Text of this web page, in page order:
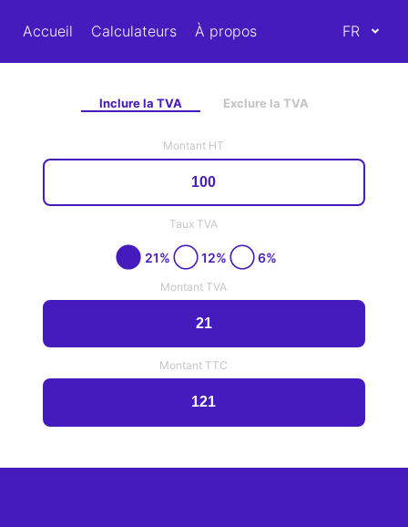
Accueil Calculateurs À propos
Inclure la TVA Exclure la TVA
Montant HT
Taux TVA
21% 12% 6%
Montant TVA
Montant TTC
FR